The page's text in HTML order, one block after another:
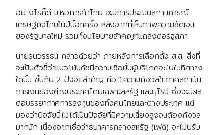
อย่างไรก็ดี ม.หอการค้าไทย จะมีการประเมินสถานการณ์
เศรษฐกิจไทยในปีนี้อีกครั้ง หลังจากที่เห็นภาพความชัดเจน
ของรัฐบาลใหม่ รวมทั้งนโยบายสำคัญที่แถลงต่อรัฐสภา
นายธนวรรธน์ กล่าวด้วยว่า ภายหลังการเลือกตั้ง ส.ส. สิ่งที่
จะเป็นตัวชี้ว่าแนวโน้มดัชนีความเชื่อมั่นผู้บริโภคจะไปในทิศทาง
ใดนั้น ขึ้นกับ 2 ปัจจัยสำคัญ คือ 1.ความกังวลในภาคสถาบัน
การเงินของต่างประเทศโดยเฉพาะสหรัฐ และยุโรป ซึ่งจะมีผล
ต่อบรรยากาศการลงทุนของทั้งคนไทยและต่างประเทศ แต่
มองว่าปัจจัยนี้ไม่ได้เป็นปัจจัยที่มีความเสี่ยงสูงจนต้องกังวล
มากนัก เนื่องจากเชื่อว่าธนาคารกลางสหรัฐ (เฟด) จะไม่ปรับ